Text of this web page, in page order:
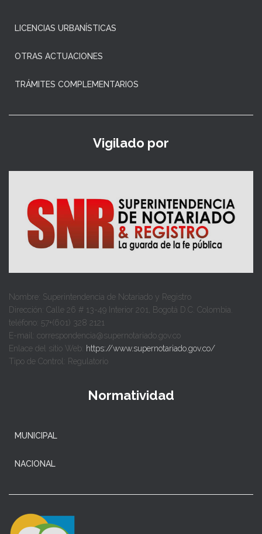
LICENCIAS URBANÍSTICAS
OTRAS ACTUACIONES
TRÁMITES COMPLEMENTARIOS
Vigilado por
Nombre: Superintendencia de Notariado y Registro
Dirección: Calle 26 # 13-49 Interior 201, Bogotá D.C. Colombia.
teléfono: 57+(601) 328 2121
E-mail: correspondencia@supernotariado.gov.co
Enlace del sitio Web: https://www.supernotariado.gov.co/
Tipo de Control: Regulatorio
Normatividad
MUNICIPAL
NACIONAL